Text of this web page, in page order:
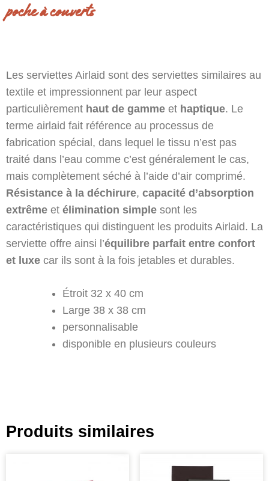
poche à couverts
Les serviettes Airlaid sont des serviettes similaires au
textile et impressionnent par leur aspect
particulièrement haut de gamme et haptique. Le
terme airlaid fait référence au processus de
fabrication spécial, dans lequel le tissu n’est pas
traité dans l’eau comme c’est généralement le cas,
mais complètement séché à l’aide d’air comprimé.
Résistance à la déchirure, capacité d’absorption
extrême et élimination simple sont les
caractéristiques qui distinguent les produits Airlaid. La
serviette offre ainsi l’équilibre parfait entre confort
et luxe car ils sont à la fois jetables et durables.
Étroit 32 x 40 cm
Large 38 x 38 cm
personnalisable
disponible en plusieurs couleurs
Produits similaires